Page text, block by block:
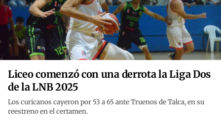
Liceo comenzó con una derrota la Liga Dos
de la LNB 2025
Los curicanos cayeron por 53 a 65 ante Truenos de Talca, en su
reestreno en el certamen.